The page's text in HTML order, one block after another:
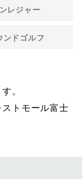
レジャー
ンドゴルフ
。
トモール富士